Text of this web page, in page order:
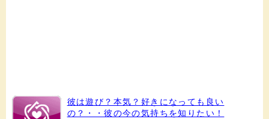
彼は遊び？本気？好きになっても良い
の？・・彼の今の気持ちを知りたい！